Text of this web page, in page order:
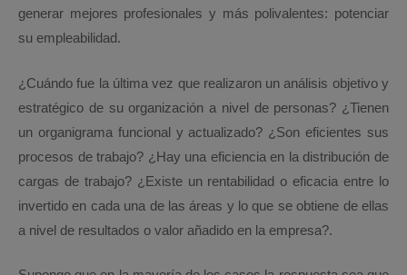
generar mejores profesionales y más polivalentes: potenciar
su empleabilidad.
¿Cuándo fue la última vez que realizaron un análisis objetivo y
estratégico de su organización a nivel de personas? ¿Tienen
un organigrama funcional y actualizado? ¿Son eficientes sus
procesos de trabajo? ¿Hay una eficiencia en la distribución de
cargas de trabajo? ¿Existe un rentabilidad o eficacia entre lo
invertido en cada una de las áreas y lo que se obtiene de ellas
a nivel de resultados o valor añadido en la empresa?.